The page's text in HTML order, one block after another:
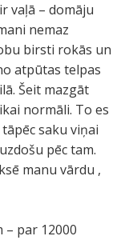
vaļā – domāju
nemaz
birsti rokās un
atpūtas telpas
Šeit mazgāt
normāli. To es
saku viņai
pēc tam.
manu vārdu ,
– par 12000